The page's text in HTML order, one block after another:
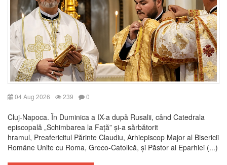
04 Aug 2026 239 0
Cluj-Napoca. În Duminica a IX-a după Rusalii, când Catedrala
episcopală „Schimbarea la Față” și-a sărbătorit
hramul, Preafericitul Părinte Claudiu, Arhiepiscop Major al Bisericii
Române Unite cu Roma, Greco-Catolică, și Păstor al Eparhiei (...)